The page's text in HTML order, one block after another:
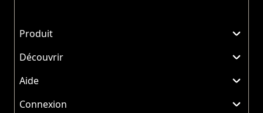
Produit
Découvrir
Aide
Connexion